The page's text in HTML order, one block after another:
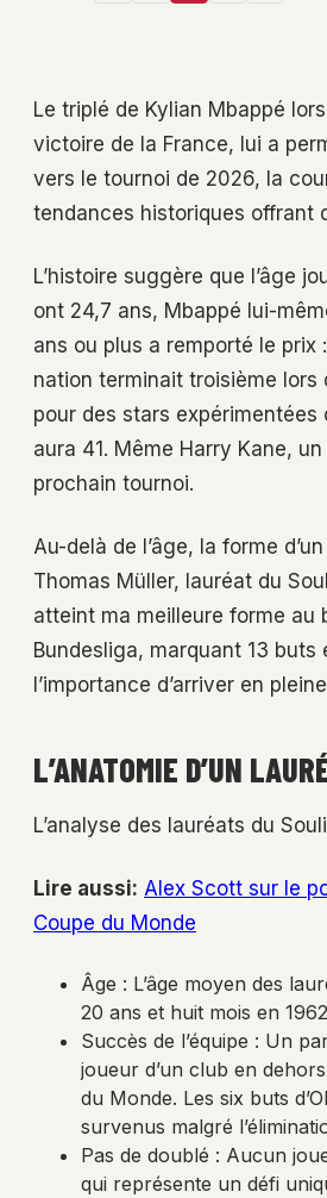
Le triplé de Kylian Mbappé
victoire de la France, lui a
vers le tournoi de 2026, la
tendances historiques offrant
L’histoire suggère que l’âge
ont 24,7 ans, Mbappé lui-
ans ou plus a remporté le prix
nation terminait troisième lors
pour des stars
aura 41. Même Harry Kane,
prochain tournoi.
Au-delà de l’âge, la forme
Thomas Müller, lauréat du
atteint ma meilleure forme au
Bundesliga, marquant 13
l’importance d’arriver en
L’ANATOMIE D’UN
L’analyse des lauréats du
Lire aussi: Alex Scott sur le
Coupe du Monde
Âge : L’âge moyen des
20 ans et huit mois en
Succès de l’équipe : Un
joueur d’un club en
du Monde. Les six buts
survenus malgré
Pas de doublé : Aucun
qui représente un défi